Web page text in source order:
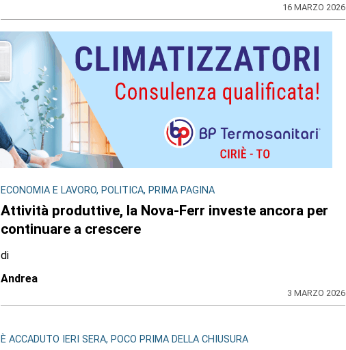
16 MARZO 2026
ECONOMIA E LAVORO, POLITICA, PRIMA PAGINA
Attività produttive, la Nova-Ferr investe ancora per
continuare a crescere
di
Andrea
3 MARZO 2026
È ACCADUTO IERI SERA, POCO PRIMA DELLA CHIUSURA